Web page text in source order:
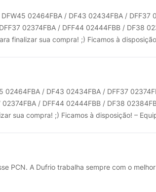
02464FBA / DF43 02434FBA / DFF37
02374FBA / DFF44 02444FBB / DF38
finalizar sua compra! ;) Ficamos à
/ DF43 02434FBA / DFF37
/ DFF44 02444FBB / DF38
sua compra! ;) Ficamos à disposição! –
PCN. A Dufrio trabalha sempre com o